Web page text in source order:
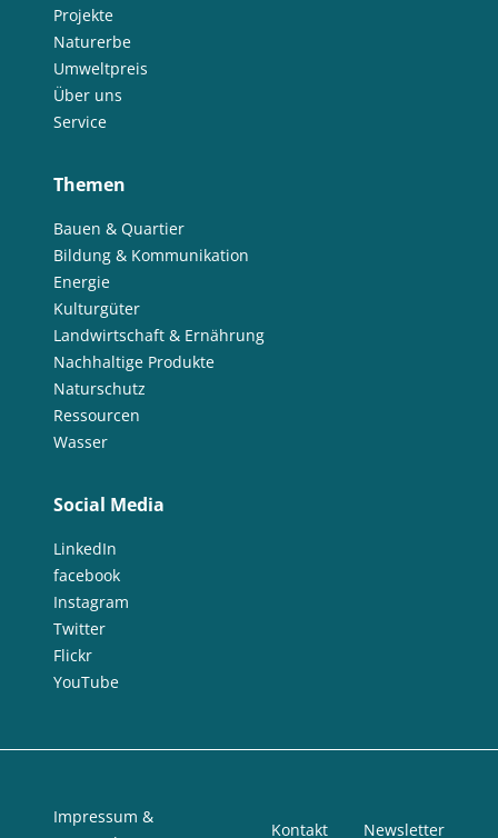
Projekte
Naturerbe
Umweltpreis
Über uns
Service
Themen
Bauen & Quartier
Bildung & Kommunikation
Energie
Kulturgüter
Landwirtschaft & Ernährung
Nachhaltige Produkte
Naturschutz
Ressourcen
Wasser
Social Media
LinkedIn
facebook
Instagram
Twitter
Flickr
YouTube
Impressum &
Kontakt Newsletter